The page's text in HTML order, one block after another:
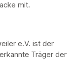
mit.
e.V. ist der
Träger der